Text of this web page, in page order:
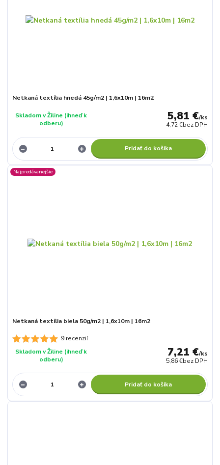
Netkaná textília hnedá 45g/m2 | 1,6x10m | 16m2
5,81 €/ks
4,72 €bez DPH
Skladom v Žiline (ihneď k
odberu)
Pridať do košíka
Najpredávanejšie
9 recenzií
Netkaná textília biela 50g/m2 | 1,6x10m | 16m2
7,21 €/ks
5,86 €bez DPH
Skladom v Žiline (ihneď k
odberu)
Pridať do košíka